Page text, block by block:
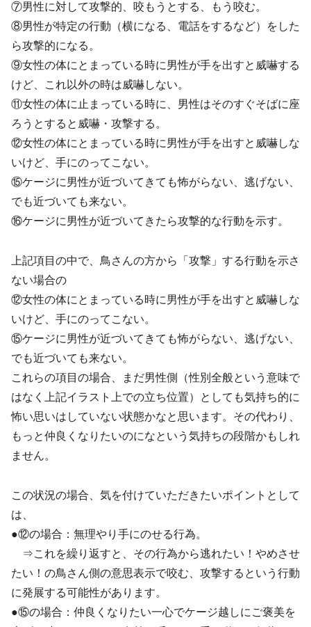
⑦男性に対して攻撃的、咬もうとする、もう咬む。
⑧男性が特定の行動（横になる、電話をするなど）をした
ら攻撃的になる。
⑨女性の体にとまっている時に男性が手を出すと威嚇する
けど、これ以外の時は威嚇しない。
⑪女性の体に止まっている時に、男性はそのすぐそばに座
ろうとすると威嚇・攻撃する。
⑫女性の体にとまっている時に男性が手を出すと威嚇しな
いけど、手にのってこない。
⑮ケージに男性が近づいてきても怖がらない、逃げない、
でも近づいても来ない。
⑯ケージに男性が近づいてきたら攻撃的な行動を示す。
上記項目の中で、鳥さんの方から「攻撃」する行動を示さ
ない場合の
⑫女性の体にとまっている時に男性が手を出すと威嚇しな
いけど、手にのってこない。
⑮ケージに男性が近づいてきても怖がらない、逃げない、
でも近づいても来ない。
これらの項目の場合、まだ男性側（性別全般という意味で
はなく上記イラスト上での立ち位置）としても気持ち的に
怖い思いはしていない状態かなと思います。その代わり、
もっと仲良くなりたいのになという気持ちの段階かもしれ
ません。
この状況の場合、気を付けていただきたいポイントとして
は、
●⑫の場合：無理やり手にのせる行為。
⇒これを繰り返すと、その行為から逃れたい！やめさせ
たい！の鳥さん側の意思表示で咬む、攻撃するという行動
に発展する可能性があります。
●⑮の場合：仲良くなりたい一心でケージ越しにご褒美を